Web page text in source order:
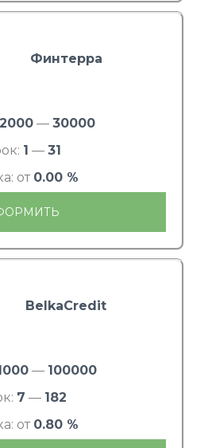
Финтерра
2000— 30000
1 — 31
от 0.00 %
BelkaCredit
— 100000
7 — 182
от 0.80 %